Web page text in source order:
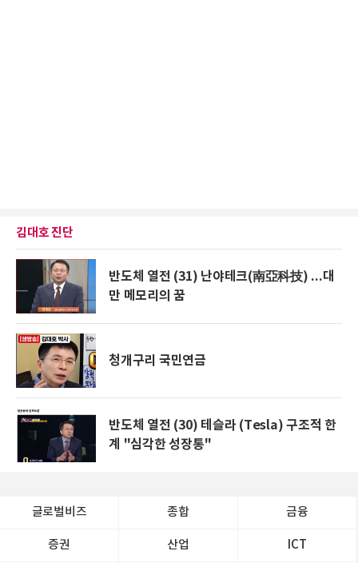
김대호 진단
반도체 열전 (31) 난야테크(南亞科技) ...대
만 메모리의 꿈
청개구리 국민연금
반도체 열전 (30) 테슬라 (Tesla) 구조적 한
계 "심각한 성장통"
글로벌비즈 종합 금융
증권 산업 ICT